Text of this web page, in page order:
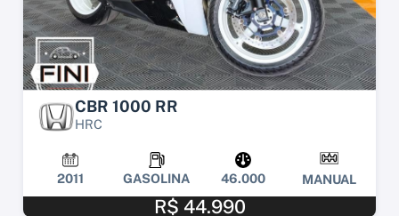
CBR 1000 RR
HRC
2011 GASOLINA 46.000 MANUAL
R$ 44.990